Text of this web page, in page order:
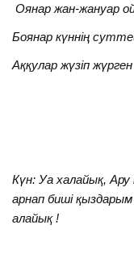
Оянар жан-жануар
Боянар күннің
Аққулар жүзіп
Күн: Уа халайық, Ару
арнап биші
алайық !